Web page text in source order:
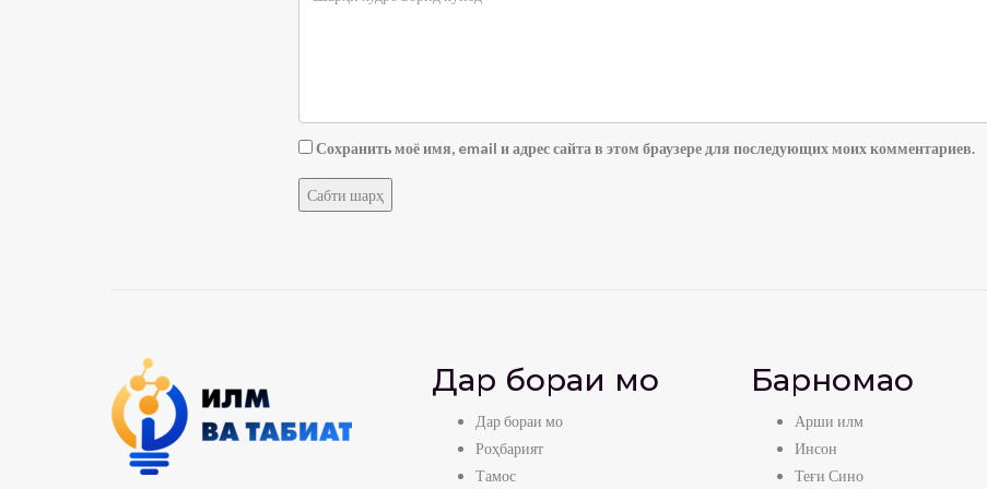
Сохранить моё имя, email и адрес сайта в этом браузере для последующих моих комментариев.
Дар бораи мо
Дар бораи мо
Роҳбарият
Тамос
Барномаҳо
Арши илм
Инсон
Теғи Сино